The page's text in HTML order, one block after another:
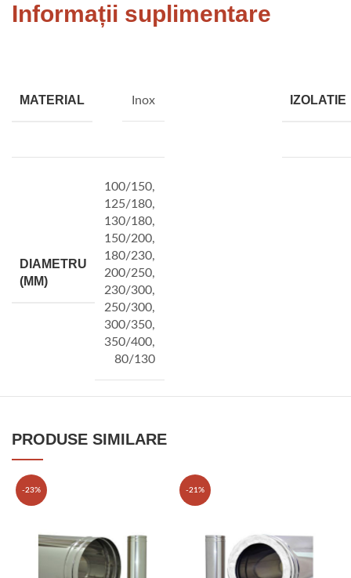
Informații suplimentare
MATERIAL Inox IZOLATIE
DIAMETRU
(MM)
100/150,
125/180,
130/180,
150/200,
180/230,
200/250,
230/300,
250/300,
300/350,
350/400,
80/130
PRODUSE SIMILARE
-23% -21%